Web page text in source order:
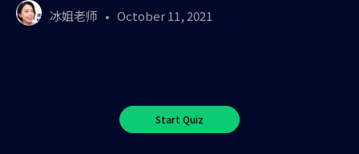
冰姐老师 October 11, 2021